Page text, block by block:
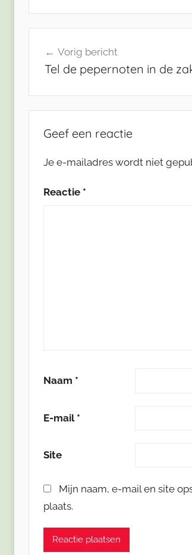
navigatie
Vorig bericht
Tel de pepernoten in de
Geef een reactie
Je e-mailadres wordt niet
Reactie *
Naam *
E-mail *
Site
Mijn naam, e-mail en site
plaats.